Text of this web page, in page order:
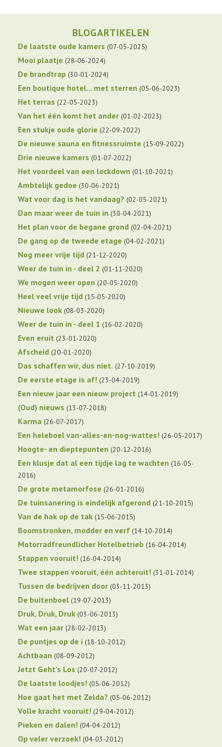
BLOGARTIKELEN
De laatste oude kamers 07-05-2025
Mooi plaatje 28-06-2024
De brandtrap 30-01-2024
Een boutique hotel... met sterren 05-06-2023
Het terras 22-05-2023
Van het één komt het ander 01-02-2023
Een stukje oude glorie 22-09-2022
De nieuwe sauna en fitnessruimte 15-09-2022
Drie nieuwe kamers 01-07-2022
Het voordeel van een lockdown 01-10-2021
Ambtelijk gedoe 30-06-2021
Wat voor dag is het vandaag? 02-05-2021
Dan maar weer de tuin in 30-04-2021
Het plan voor de begane grond 02-04-2021
De gang op de tweede etage 04-02-2021
Nog meer vrije tijd 21-12-2020
Weer de tuin in - deel 2 01-11-2020
We mogen weer open 20-05-2020
Heel veel vrije tijd 15-05-2020
Nieuwe look 08-03-2020
Weer de tuin in - deel 1 16-02-2020
Even eruit 23-01-2020
Afscheid 20-01-2020
Das schaffen wir, dus niet. 27-10-2019
De eerste etage is af! 23-04-2019
Een nieuw jaar een nieuw project 14-01-2019
(Oud) nieuws 13-07-2018
Karma 26-07-2017
Een heleboel van-alles-en-nog-wattes! 26-05-2017
Hoogte- en dieptepunten 20-12-2016
Een klusje dat al een tijdje lag te wachten 16-05-
2016
De grote metamorfose 26-01-2016
De tuinsanering is eindelijk afgerond 21-10-2015
Van de hak op de tak 15-06-2015
Boomstronken, modder en verf 14-10-2014
Motorradfreundlicher Hotelbetrieb 16-04-2014
Stappen vooruit! 16-04-2014
Twee stappen vooruit, één achteruit! 31-01-2014
Tussen de bedrijven door 03-11-2013
De buitenboel 19-07-2013
Druk, Druk, Druk 03-06-2013
Wat een jaar 28-02-2013
De puntjes op de i 18-10-2012
Achtbaan 08-09-2012
Jetzt Geht’s Los 20-07-2012
De laatste loodjes! 05-06-2012
Hoe gaat het met Zelda? 05-06-2012
Volle kracht vooruit! 29-04-2012
Pieken en dalen! 04-04-2012
Op veler verzoek! 04-03-2012